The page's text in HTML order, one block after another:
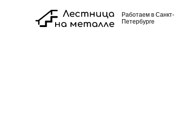
Работаем в Санкт-
Петербурге